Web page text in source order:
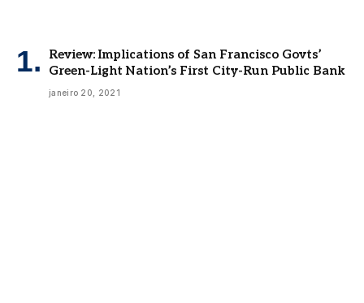
Review: Implications of San Francisco Govts’
Green-Light Nation’s First City-Run Public Bank
janeiro 20, 2021